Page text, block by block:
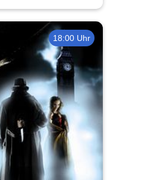
18:00 Uhr